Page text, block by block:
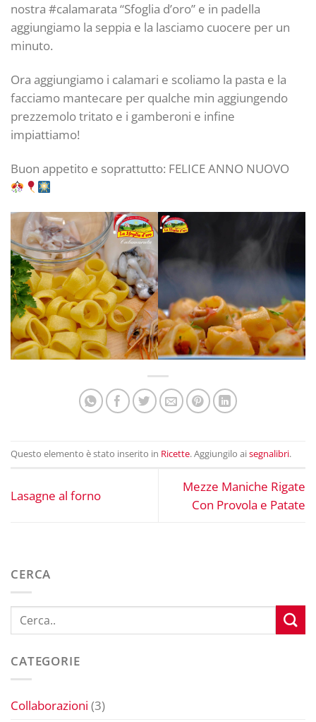
nostra #calamarata “Sfoglia d’oro” e in padella
aggiungiamo la seppia e la lasciamo cuocere per un
minuto.
Ora aggiungiamo i calamari e scoliamo la pasta e la
facciamo mantecare per qualche min aggiungendo
prezzemolo tritato e i gamberoni e infine
impiattiamo!
Buon appetito e soprattutto: FELICE ANNO NUOVO
Questo elemento è stato inserito in Ricette. Aggiungilo aisegnalibri.
Lasagne al forno
Mezze Maniche Rigate
Con Provola e Patate
CERCA
CATEGORIE
Collaborazioni (3)